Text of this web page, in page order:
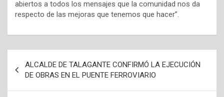
abiertos a todos los mensajes que la comunidad nos da
respecto de las mejoras que tenemos que hacer”.
v
ALCALDE DE TALAGANTE CONFIRMÓ LA EJECUCIÓN
DE OBRAS EN EL PUENTE FERROVIARIO